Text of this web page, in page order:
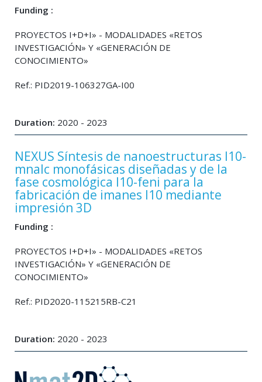
Funding :
PROYECTOS I+D+I» - MODALIDADES «RETOS
INVESTIGACIÓN» Y «GENERACIÓN DE
CONOCIMIENTO»
Ref.: PID2019-106327GA-I00
Duration: 2020 - 2023
NEXUS Síntesis de nanoestructuras l10-
mnalc monofásicas diseñadas y de la
fase cosmológica l10-feni para la
fabricación de imanes l10 mediante
impresión 3D
Funding :
PROYECTOS I+D+I» - MODALIDADES «RETOS
INVESTIGACIÓN» Y «GENERACIÓN DE
CONOCIMIENTO»
Ref.: PID2020-115215RB-C21
Duration: 2020 - 2023